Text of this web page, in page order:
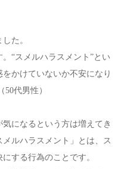
た。
“スメルハラスメント”とい
かけていないか不安になり
代男性）
になるという方は増えてき
ルハラスメント」とは、ス
する行為のことです。